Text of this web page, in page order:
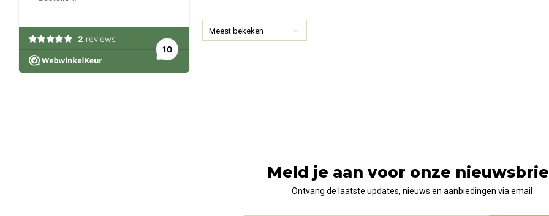
kantoor of praktijk.
Meest bekeken
Meld je aan voor onze
Ontvang de laatste updates, nieuws en aanbiedingen via email